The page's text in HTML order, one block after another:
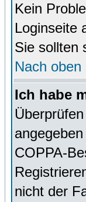
Kein
Loginseite
Sie sollten
Nach oben
Ich habe
COPPA-
nicht der